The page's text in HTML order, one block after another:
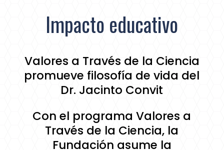
Impacto educativo
Valores a Través de la Ciencia
promueve filosofía de vida del
Dr. Jacinto Convit
Con el programa Valores a
Través de la Ciencia, la
Fundación asume la